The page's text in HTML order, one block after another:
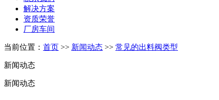
解决方案
资质荣誉
厂房车间
当前位置： 首页 >> 新闻动态 >> 常见的出料阀类型
新闻动态
新闻动态